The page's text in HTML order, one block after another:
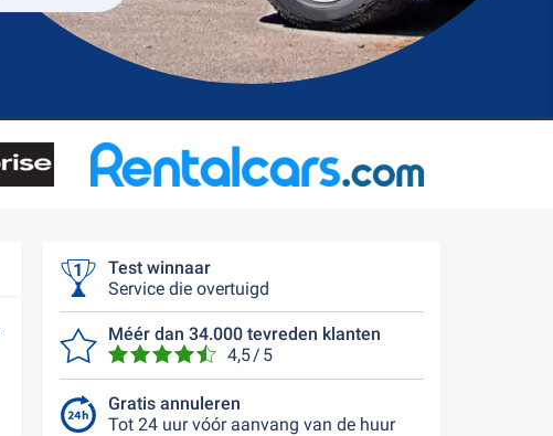
Test winnaar
Service die overtuigd
Méér dan 34.000 tevreden klanten
4,5 / 5
Gratis annuleren
Tot 24 uur vóór aanvang van de huur